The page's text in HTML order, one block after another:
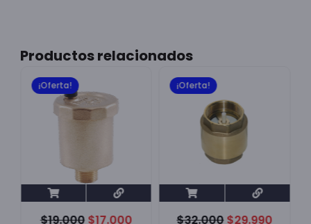
Productos relacionados
¡Oferta!
$19.000 $17.000
¡Oferta!
$32.000$29.990